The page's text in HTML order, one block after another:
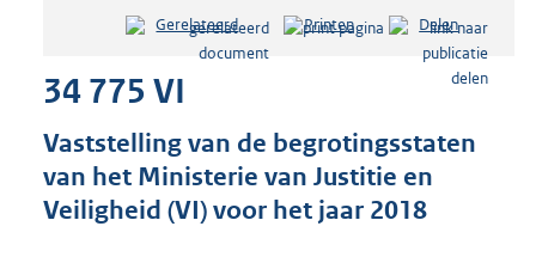
s
s
g
r
Gerelateerd Printen Delen
34 775 VI
Vaststelling van de begrotingsstaten
van het Ministerie van Justitie en
Veiligheid (VI) voor het jaar 2018